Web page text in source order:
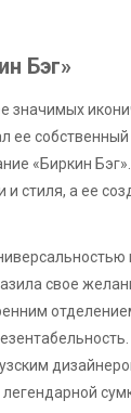
Бэг»
значимых
ее
«Биркин
стиля, а ее
свое